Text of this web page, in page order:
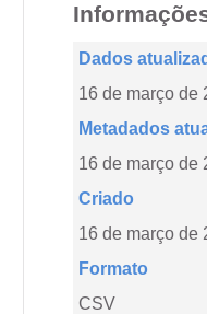
Dados
16 de março de
Metadados
16 de março de
Criado
16 de março de
Formato
CSV